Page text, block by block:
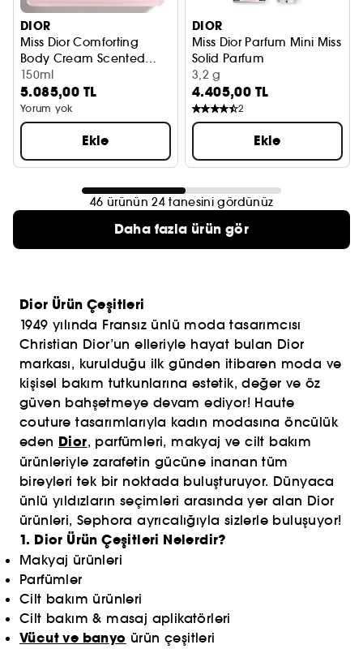
DIOR
Miss Dior Comforting
Body Cream Scented
hydrating body cream
Vücut Kremi
150ml
5.085,00 TL
Yorum yok
Ekle
DIOR
Miss Dior Parfum Mini Miss
Solid Parfum
Katı Parfüm
3,2 g
4.405,00 TL
2
Ekle
46 ürünün 24 tanesini gördünüz
Daha fazla ürün gör
Dior Ürün Çeşitleri
1949 yılında Fransız ünlü moda tasarımcısı
Christian Dior’un elleriyle hayat bulan Dior
markası, kurulduğu ilk günden itibaren moda ve
kişisel bakım tutkunlarına estetik, değer ve öz
güven bahşetmeye devam ediyor! Haute
couture tasarımlarıyla kadın modasına öncülük
eden Dior, parfümleri, makyaj ve cilt bakım
ürünleriyle zarafetin gücüne inanan tüm
bireyleri tek bir noktada buluşturuyor. Dünyaca
ünlü yıldızların seçimleri arasında yer alan Dior
ürünleri, Sephora ayrıcalığıyla sizlerle buluşuyor!
1. Dior Ürün Çeşitleri Nelerdir?
Makyaj ürünleri
Parfümler
Cilt bakım ürünleri
Cilt bakım & masaj aplikatörleri
Vücut ve banyo ürün çeşitleri